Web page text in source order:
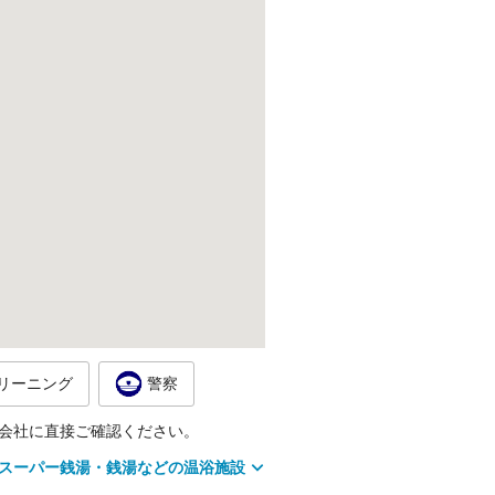
ーニング 警察
に直接ご確認ください。
ーパー銭湯・銭湯などの温浴施設